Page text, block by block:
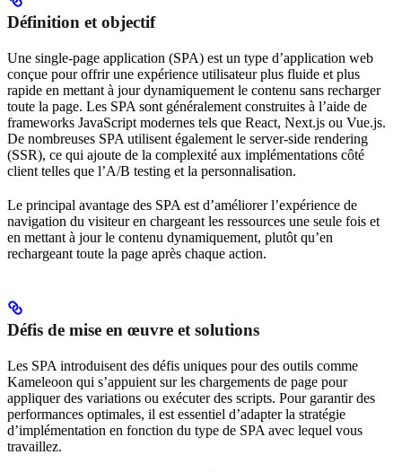
Définition et objectif
Une single-page application (SPA) est un type d’application web
conçue pour offrir une expérience utilisateur plus fluide et plus
rapide en mettant à jour dynamiquement le contenu sans recharger
toute la page. Les SPA sont généralement construites à l’aide de
frameworks JavaScript modernes tels que React, Next.js ou Vue.js.
De nombreuses SPA utilisent également le server-side rendering
(SSR), ce qui ajoute de la complexité aux implémentations côté
client telles que l’A/B testing et la personnalisation.
Le principal avantage des SPA est d’améliorer l’expérience de
navigation du visiteur en chargeant les ressources une seule fois et
en mettant à jour le contenu dynamiquement, plutôt qu’en
rechargeant toute la page après chaque action.
Défis de mise en œuvre et solutions
Les SPA introduisent des défis uniques pour des outils comme
Kameleoon qui s’appuient sur les chargements de page pour
appliquer des variations ou exécuter des scripts. Pour garantir des
performances optimales, il est essentiel d’adapter la stratégie
d’implémentation en fonction du type de SPA avec lequel vous
travaillez.